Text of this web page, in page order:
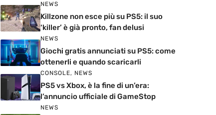
NEWS
Killzone non esce più su PS5: il suo
‘killer’ è già pronto, fan delusi
NEWS
Giochi gratis annunciati su PS5: come
ottenerli e quando scaricarli
CONSOLE, NEWS
PS5 vs Xbox, è la fine di un’era:
l’annuncio ufficiale di GameStop
NEWS